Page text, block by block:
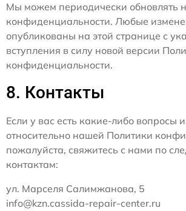
Мы можем периодически обновлять
конфиденциальности. Любые
опубликованы на этой странице с
вступления в силу новой версии
конфиденциальности.
8. Контакты
Если у вас есть какие-либо вопросы
относительно нашей Политики
пожалуйста, свяжитесь с нами по
контактам:
ул. Марселя Салимжанова, 5
info@kzn.cassida-repair-center.ru